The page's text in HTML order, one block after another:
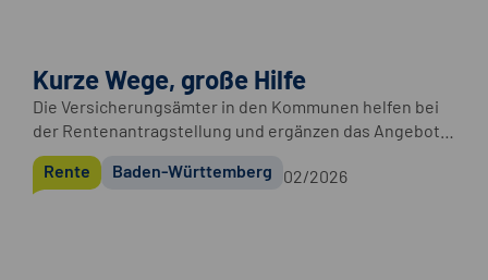
Kurze Wege, große Hilfe
Die Versicherungsämter in den Kommunen helfen bei
der Rentenantragstellung und ergänzen das Angebot
der Deutschen Rentenversicherung Baden-
Württemberg
Rente Baden-Württemberg 02/2026